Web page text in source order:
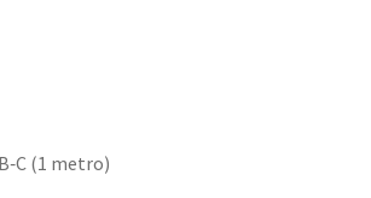
(1 metro)